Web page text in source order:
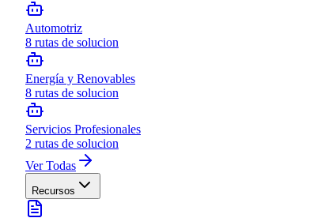
Automotriz
8 rutas de solucion
Energía y Renovables
8 rutas de solucion
Servicios Profesionales
2 rutas de solucion
Ver Todas
Recursos